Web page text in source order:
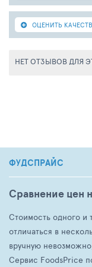
ОЦЕНИТЬ
НЕТ ОТЗЫВОВ ДЛЯ
ФУДСПРАЙС
Сравнение цен
Стоимость одного и
отличаться в
вручную
Сервис FoodsPrice